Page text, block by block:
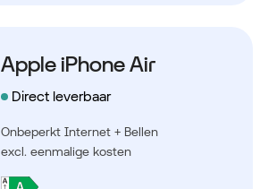
Apple iPhone Air
Direct leverbaar
Onbeperkt Internet + Bellen
excl. eenmalige kosten